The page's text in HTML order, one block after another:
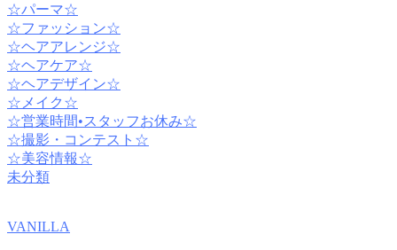
☆パーマ☆
☆ファッション☆
☆ヘアアレンジ☆
☆ヘアケア☆
☆ヘアデザイン☆
☆メイク☆
☆営業時間•スタッフお休み☆
☆撮影・コンテスト☆
☆美容情報☆
未分類
VANILLA